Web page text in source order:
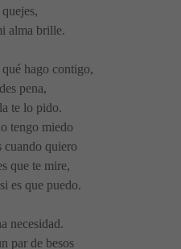
alma brille.
hago contigo,
pena,
te lo pido.
tengo miedo
cuando quiero
que te mire,
es que puedo.
necesidad.
par de besos